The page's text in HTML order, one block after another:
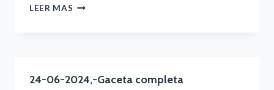
LEER MAS 25-
COMPLETA
24-06-2024,-Gaceta completa